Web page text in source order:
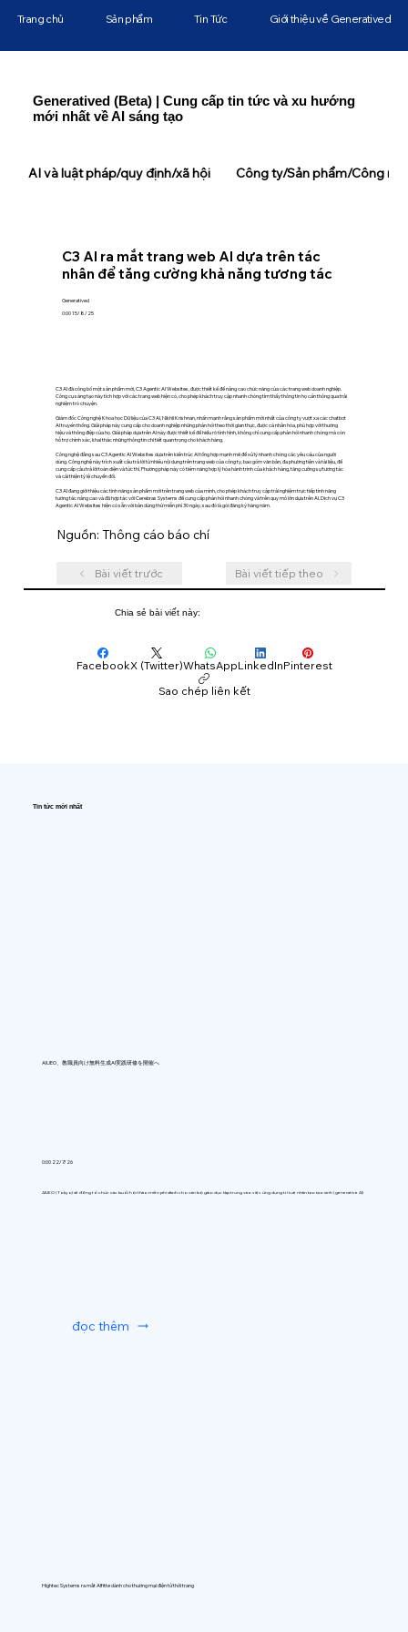
Generatived (Beta) | Cung cấp tin tức và xu hướng
mới nhất về AI sáng tạo
C3 AI ra mắt trang web AI dựa trên tác
nhân để tăng cường khả năng tương tác
Generatived
0:00 15/8/25
C3 AI đã công bố một sản phẩm mới, C3 Agentic AI Websites, được thiết kế để nâng cao chức năng của các trang web doanh nghiệp.
Công cụ sáng tạo này tích hợp với các trang web hiện có, cho phép khách truy cập nhanh chóng tìm thấy thông tin họ cần thông qua trải
nghiệm trò chuyện.
Giám đốc Công nghệ Khoa học Dữ liệu của C3 AI, Nikhil Krishnan, nhấn mạnh rằng sản phẩm mới nhất của công ty vượt xa các chatbot
AI truyền thống. Giải pháp này cung cấp cho doanh nghiệp những phản hồi theo thời gian thực, được cá nhân hóa, phù hợp với thương
hiệu và thông điệp của họ. Giải pháp dựa trên AI này được thiết kế để hiểu rõ tình hình, không chỉ cung cấp phản hồi nhanh chóng mà còn
hỗ trợ chính xác, khai thác những thông tin chi tiết quan trọng cho khách hàng.
Công nghệ đằng sau C3 Agentic AI Websites dựa trên kiến trúc AI tổng hợp mạnh mẽ để xử lý nhanh chóng các yêu cầu của người
dùng. Công nghệ này trích xuất câu trả lời từ nhiều nội dung trên trang web của công ty, bao gồm văn bản, đa phương tiện và tài liệu, để
cung cấp câu trả lời toàn diện và tức thì. Phương pháp này có tiềm năng hợp lý hóa hành trình của khách hàng, tăng cường sự tương tác
và cải thiện tỷ lệ chuyển đổi.
C3 AI đang giới thiệu các tính năng sản phẩm mới trên trang web của mình, cho phép khách truy cập trải nghiệm trực tiếp tính năng
tương tác nâng cao và đã hợp tác với Cerebras Systems để cung cấp phản hồi nhanh chóng và trên quy mô lớn dựa trên AI. Dịch vụ C3
Agentic AI Websites hiện có sẵn với bản dùng thử miễn phí 30 ngày, sau đó là gói đăng ký hàng năm.
Nguồn: Thông cáo báo chí
Bài viết trước Bài viết tiếp theo
Trang chủ Sản phẩm Tin Tức Giới thiệu về Generatived
Chia sẻ bài viết này:
FacebookX (Twitter)WhatsAppLinkedInPinterest
Sao chép liên kết
AI và luật pháp/quy định/xã hội Công ty/Sản phẩm/Công
Tin tức mới nhất
AIUEO、教職員向け無料生成AI実践研修を開催へ
0:00 22/7/26
AIUEO (Tokyo) sẽ đồng tổ chức các buổi hội thảo miễn phí dành cho cán bộ giáo dục tập trung vào việc ứng dụng trí tuệ nhân tạo tạo sinh (generative AI)
đọc thêm
Hightec Systems ra mắt AIfitte dành cho thương mại điện tử thời trang